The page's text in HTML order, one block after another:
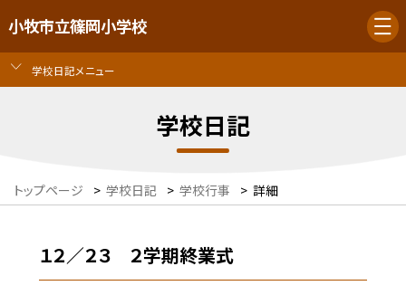
小牧市立篠岡小学校
学校日記メニュー
学校日記
トップページ > 学校日記 > 学校行事 > 詳細
１２／２３ ２学期終業式